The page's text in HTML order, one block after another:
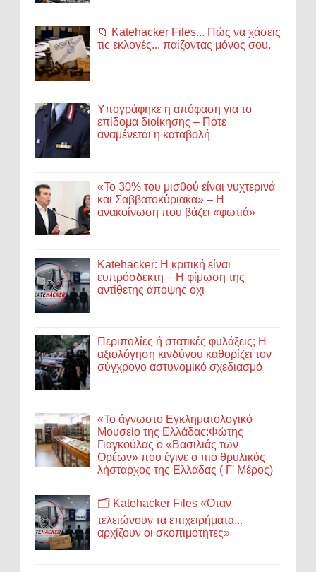
📁 Katehacker Files... Πώς να χάσεις
τις εκλογές... παίζοντας μόνος σου.
Υπογράφηκε η απόφαση για το
επίδομα διοίκησης – Πότε
αναμένεται η καταβολή
«Το 30% του μισθού είναι νυχτερινά
και Σαββατοκύριακα» – Η
ανακοίνωση που βάζει «φωτιά»
Katehacker: Η κριτική είναι
ευπρόσδεκτη – Η φίμωση της
αντίθετης άποψης όχι
Περιπολίες ή στατικές φυλάξεις; Η
αξιολόγηση κινδύνου καθορίζει τον
σύγχρονο αστυνομικό σχεδιασμό
«Το άγνωστο Εγκληματολογικό
Μουσείο της Ελλάδας:Φώτης
Γιαγκούλας ο «Βασιλιάς των
Ορέων» που έγινε ο πιο θρυλικός
λήσταρχος της Ελλάδας ( Γ' Μέρος)
🗂️ Katehacker Files «Όταν
τελειώνουν τα επιχειρήματα...
αρχίζουν οι σκοπιμότητες»